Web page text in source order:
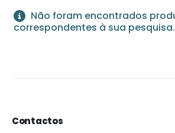
Não foram encontrados
correspondentes à sua pesquisa.
Contactos